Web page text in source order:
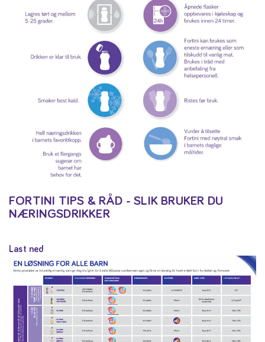
FORTINI TIPS & RÅD - SLIK BRUKER DU
NÆRINGSDRIKKER
Last ned